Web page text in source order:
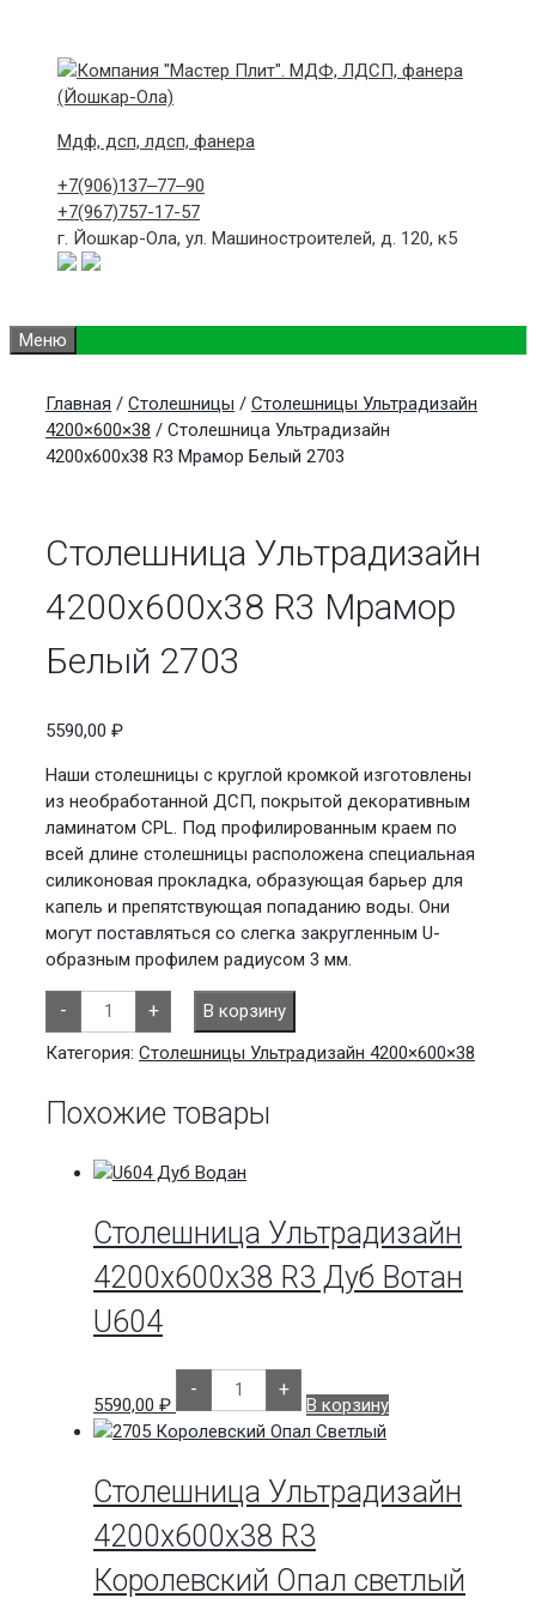
content
Мдф, дсп, лдсп, фанера
+7(906)137‒77‒90
+7(967)757-17-57
г. Йошкар-Ола, ул. Машиностроителей, д. 120, к5
Меню
Главная / Столешницы / Столешницы Ультрадизайн
4200×600×38 / Столешница Ультрадизайн
4200х600х38 R3 Мрамор Белый 2703
Столешница Ультрадизайн
4200х600х38 R3 Мрамор
Белый 2703
5590,00 ₽
Наши столешницы с круглой кромкой изготовлены
из необработанной ДСП, покрытой декоративным
ламинатом CPL. Под профилированным краем по
всей длине столешницы расположена специальная
силиконовая прокладка, образующая барьер для
капель и препятствующая попаданию воды. Они
могут поставляться со слегка закругленным U-
образным профилем радиусом 3 мм.
-
Количество
товара
Столешница
Ультрадизайн
4200х600х38
Мрамор
Белый
+
В корзину
Категория: Столешницы Ультрадизайн 4200×600×38
Похожие товары
Столешница Ультрадизайн
4200х600х38 R3 Дуб Вотан
U604
5590,00 ₽
-
Количество
товара
Столешница
Ультрадизайн
Дуб
Вотан
U604
+
В корзину
Столешница Ультрадизайн
4200х600х38 R3
Королевский Опал светлый